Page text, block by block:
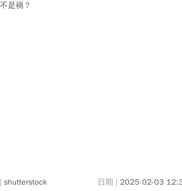
是禍？
shutterstock 2025-02-03